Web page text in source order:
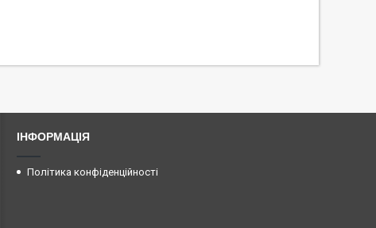
ІНФОРМАЦІЯ
Політика конфіденційності